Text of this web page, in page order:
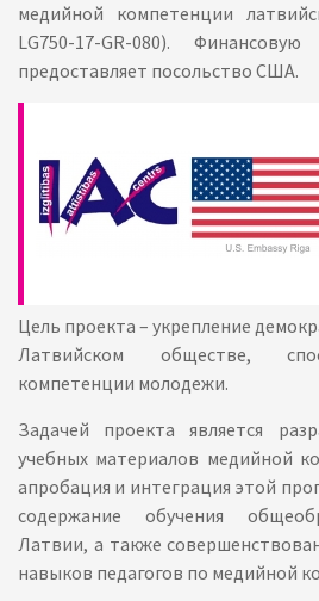
медийной компетенции
LG750-17-GR-080).
предоставляет посольство США.
Цель проекта – укрепление
Латвийском обществе,
компетенции молодежи.
Задачей проекта является
учебных материалов медийной
апробация и интеграция этой
содержание обучения
Латвии, а также
навыков педагогов по медийной